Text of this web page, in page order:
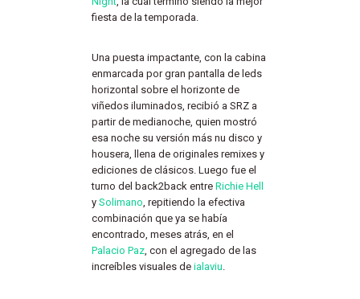
fiesta de la temporada.
Una puesta impactante, con la cabina
enmarcada por gran pantalla de leds
horizontal sobre el horizonte de
viñedos iluminados, recibió a SRZ a
partir de medianoche, quien mostró
esa noche su versión más nu disco y
housera, llena de originales remixes y
ediciones de clásicos. Luego fue el
turno del back2back entre Richie Hell
y Solimano, repitiendo la efectiva
combinación que ya se había
encontrado, meses atrás, en el
Palacio Paz, con el agregado de las
increíbles visuales de ialaviu.